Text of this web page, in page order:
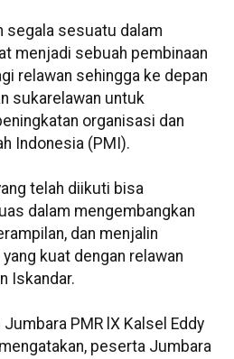
segala sesuatu dalam
menjadi sebuah pembinaan
relawan sehingga ke depan
sukarelawan untuk
organisasi dan
Indonesia (PMI).
telah diikuti bisa
dalam mengembangkan
dan menjalin
kuat dengan relawan
Iskandar.
PMR lX Kalsel Eddy
peserta Jumbara